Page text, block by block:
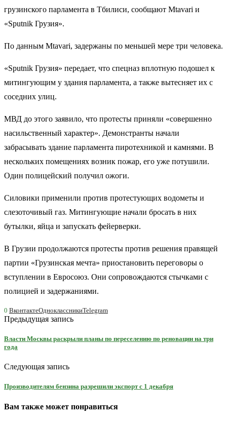
грузинского парламента в Тбилиси, сообщают Mtavari и
«Sputnik Грузия».
По данным Mtavari, задержаны по меньшей мере три человека.
«Sputnik Грузия» передает, что спецназ вплотную подошел к
митингующим у здания парламента, а также вытесняет их с
соседних улиц.
МВД до этого заявило, что протесты приняли «совершенно
насильственный характер». Демонстранты начали
забрасывать здание парламента пиротехникой и камнями. В
нескольких помещениях возник пожар, его уже потушили.
Один полицейский получил ожоги.
Силовики применили против протестующих водометы и
слезоточивый газ. Митингующие начали бросать в них
бутылки, яйца и запускать фейерверки.
В Грузии продолжаются протесты против решения правящей
партии «Грузинская мечта» приостановить переговоры о
вступлении в Евросоюз. Они сопровождаются стычками с
полицией и задержаниями.
0 ВконтактеОдноклассникиTelegram
Предыдущая запись
Власти Москвы раскрыли планы по переселению по реновации на три
года
Следующая запись
Производителям бензина разрешили экспорт с 1 декабря
Вам также может понравиться